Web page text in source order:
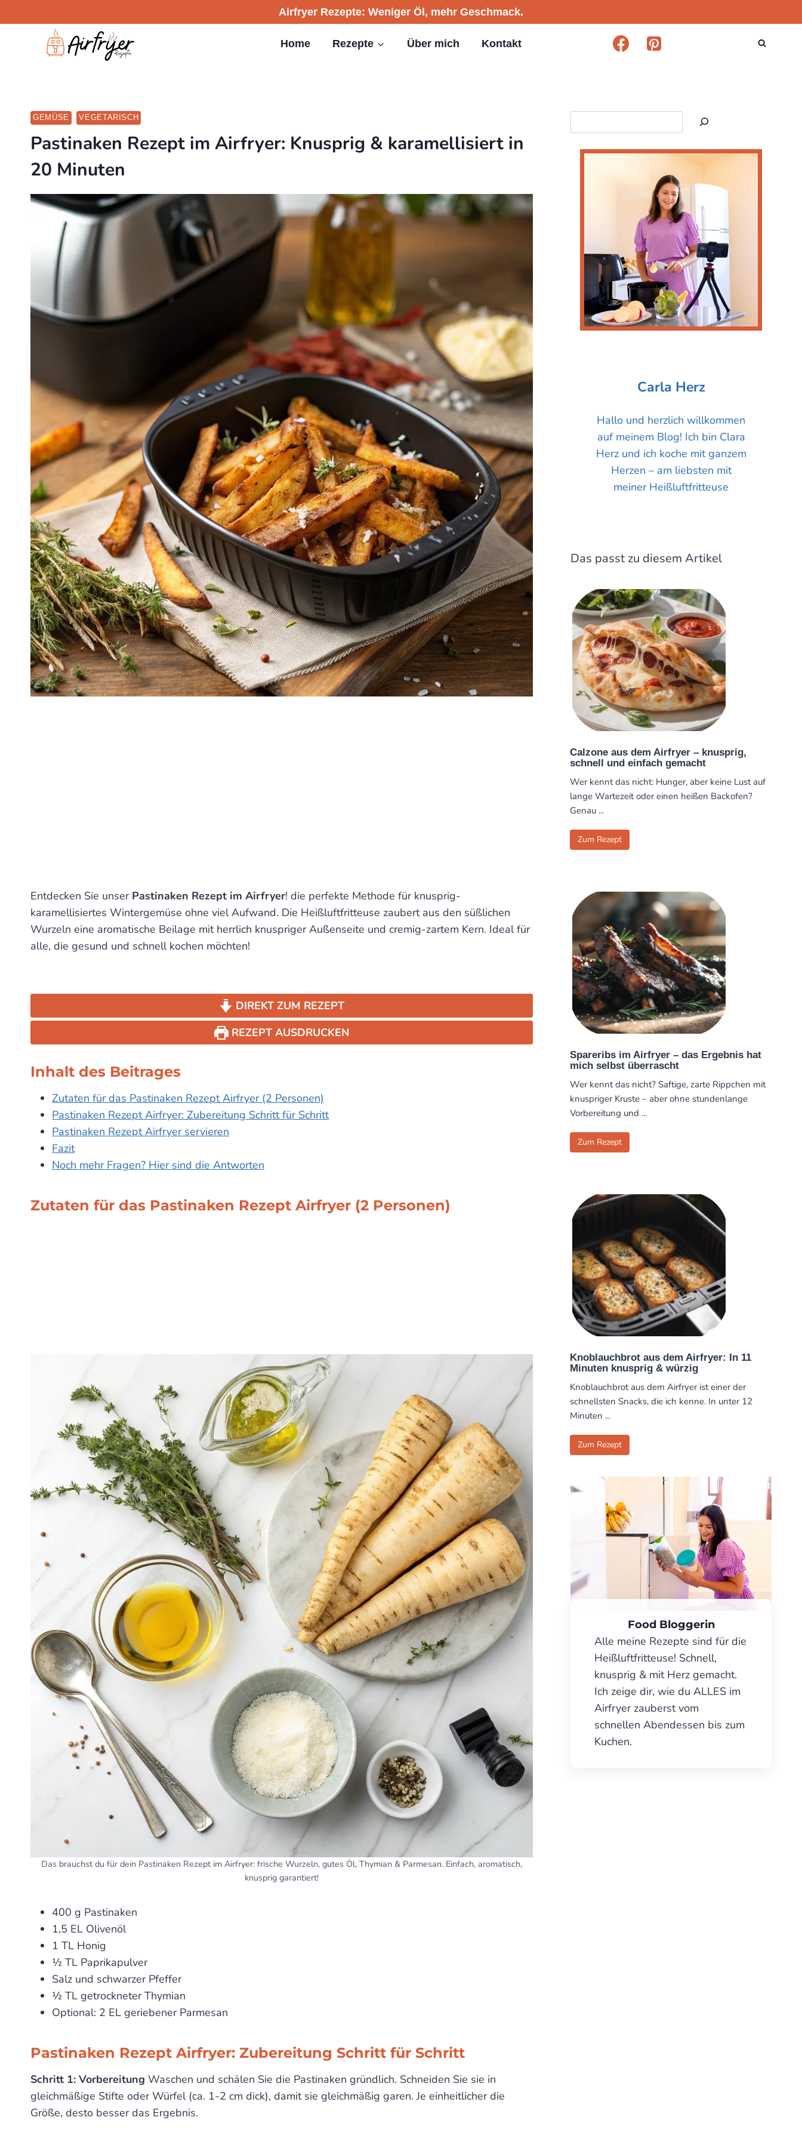
to
Airfryer Rezepte: Weniger Öl, mehr Geschmack.
Home Rezepte Über mich Kontakt
GEMÜSE VEGETARISCH
Pastinaken Rezept im Airfryer: Knusprig & karamellisiert in
20 Minuten
Entdecken Sie unser Pastinaken Rezept im Airfryer! die perfekte Methode für knusprig-
karamellisiertes Wintergemüse ohne viel Aufwand. Die Heißluftfritteuse zaubert aus den süßlichen
Wurzeln eine aromatische Beilage mit herrlich knuspriger Außenseite und cremig-zartem Kern. Ideal für
alle, die gesund und schnell kochen möchten!
DIREKT ZUM REZEPT
REZEPT AUSDRUCKEN
Inhalt des Beitrages
Zutaten für das Pastinaken Rezept Airfryer (2 Personen)
Pastinaken Rezept Airfryer: Zubereitung Schritt für Schritt
Pastinaken Rezept Airfryer servieren
Fazit
Noch mehr Fragen? Hier sind die Antworten
Zutaten für das Pastinaken Rezept Airfryer (2 Personen)
Das brauchst du für dein Pastinaken Rezept im Airfryer: frische Wurzeln, gutes Öl, Thymian & Parmesan. Einfach, aromatisch,
knusprig garantiert!
400 g Pastinaken
1,5 EL Olivenöl
1 TL Honig
½ TL Paprikapulver
Salz und schwarzer Pfeffer
½ TL getrockneter Thymian
Optional: 2 EL geriebener Parmesan
Pastinaken Rezept Airfryer: Zubereitung Schritt für Schritt
Schritt 1: Vorbereitung Waschen und schälen Sie die Pastinaken gründlich. Schneiden Sie sie in
gleichmäßige Stifte oder Würfel (ca. 1-2 cm dick), damit sie gleichmäßig garen. Je einheitlicher die
Größe, desto besser das Ergebnis.
Carla Herz
Hallo und herzlich willkommen
auf meinem Blog! Ich bin Clara
Herz und ich koche mit ganzem
Herzen – am liebsten mit
meiner Heißluftfritteuse
Das passt zu diesem Artikel
Calzone aus dem Airfryer – knusprig,
schnell und einfach gemacht
Wer kennt das nicht: Hunger, aber keine Lust auf
lange Wartezeit oder einen heißen Backofen?
Genau ...
Zum Rezept
Spareribs im Airfryer – das Ergebnis hat
mich selbst überrascht
Wer kennt das nicht? Saftige, zarte Rippchen mit
knuspriger Kruste – aber ohne stundenlange
Vorbereitung und ...
Zum Rezept
Knoblauchbrot aus dem Airfryer: In 11
Minuten knusprig & würzig
Knoblauchbrot aus dem Airfryer ist einer der
schnellsten Snacks, die ich kenne. In unter 12
Minuten ...
Zum Rezept
Food Bloggerin
Alle meine Rezepte sind für die
Heißluftfritteuse! Schnell,
knusprig & mit Herz gemacht.
Ich zeige dir, wie du ALLES im
Airfryer zauberst vom
schnellen Abendessen bis zum
Kuchen.